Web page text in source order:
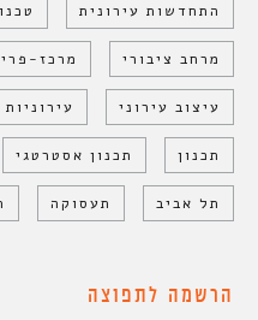
התחדשות עירונית
מרחב ציבורי מרכז-
עיצוב עירוני עירוניות
תכנון תכנון אסטרטגי
תל אביב תעסוקה
הרשמה לתפוצה